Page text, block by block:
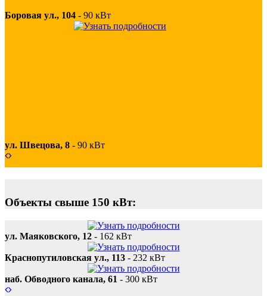
Боровая ул., 104 - 90 кВт
ул. Швецова, 8 - 90 кВт
Объекты свыше 150 кВт:
ул. Маяковского, 12 - 162 кВт
Краснопутиловская ул., 113 - 232 кВт
наб. Обводного канала, 61 - 300 кВт